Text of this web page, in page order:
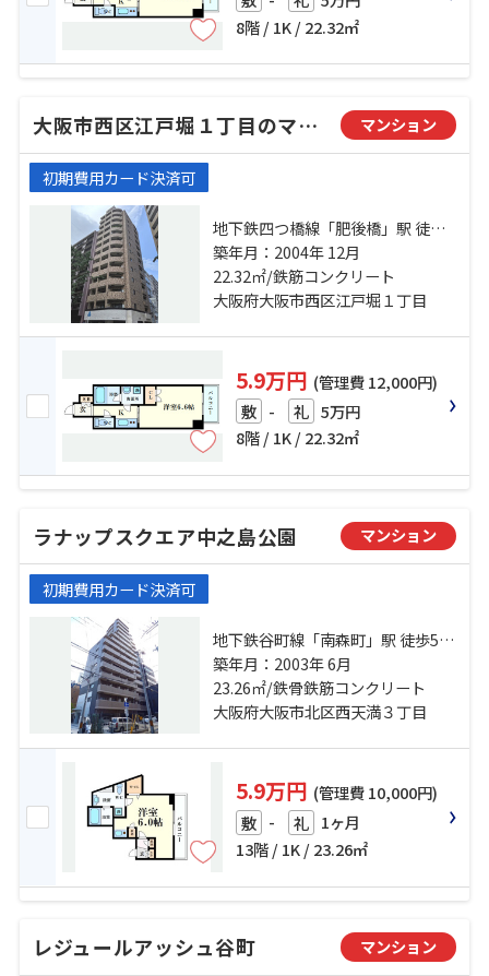
8階 / 1K / 22.32㎡
大阪市西区江戸堀１丁目のマンション マンション
初期費用カード決済可
地下鉄四つ橋線「肥後橋」駅 徒歩5
分 地下鉄御堂筋線「淀屋橋」駅 徒
歩10分 地下鉄御堂筋線「本町」
駅 徒歩9分
築年月：2004年 12月
22.32㎡/鉄筋コンクリート
大阪府大阪市西区江戸堀１丁目
5.9万円 (管理費 12,000円)
敷 - 礼 5万円
8階 / 1K / 22.32㎡
ラナップスクエア中之島公園 マンション
初期費用カード決済可
地下鉄谷町線「南森町」駅 徒歩5分
地下鉄堺筋線「北浜」駅 徒歩5分 東
西線「大阪天満宮」駅 徒歩7分
築年月：2003年 6月
23.26㎡/鉄骨鉄筋コンクリート
大阪府大阪市北区西天満３丁目
5.9万円 (管理費 10,000円)
敷 - 礼 1ヶ月
13階 / 1K / 23.26㎡
レジュールアッシュ谷町 マンション